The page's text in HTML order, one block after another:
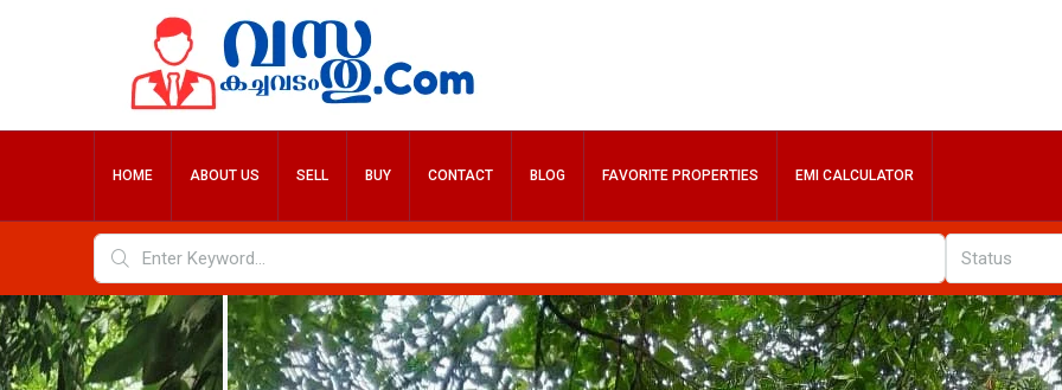
HOME ABOUT US SELL BUY CONTACT BLOG FAVORITE PROPERTIES EMI CALCULATOR
Status